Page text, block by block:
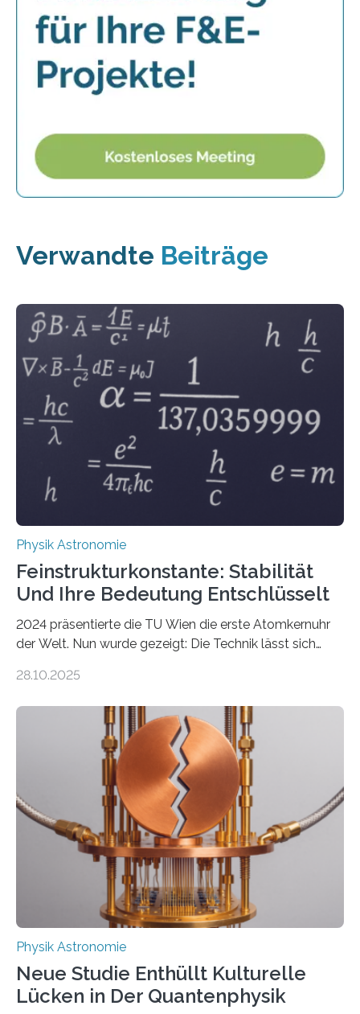
Verwandte Beiträge
Physik Astronomie
Feinstrukturkonstante: Stabilität
Und Ihre Bedeutung Entschlüsselt
2024 präsentierte die TU Wien die erste Atomkernuhr
der Welt. Nun wurde gezeigt: Die Technik lässt sich
fundamentalen Physik nachzugehen. Thorium-
Messungen verwenden. Das hatte man jahrzehntelang
vermutet, weltweit war nach den passenden
Atomkern-Zuständen gesucht worden, 2024 gelang
einem Team der TU Wien mit Unterstützung
internationaler Partner der entscheidende Durchbruch:
Der lange diskutierte Thorium-Kernübergang wurde
gefunden. Kurz darauf konnte man zeigen, dass sich
Thorium tatsächlich nutzen lässt, um hochpräzise…
28.10.2025
Physik Astronomie
Neue Studie Enthüllt Kulturelle
Lücken in Der Quantenphysik